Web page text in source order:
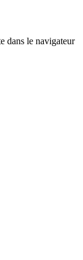
dans le navigateur